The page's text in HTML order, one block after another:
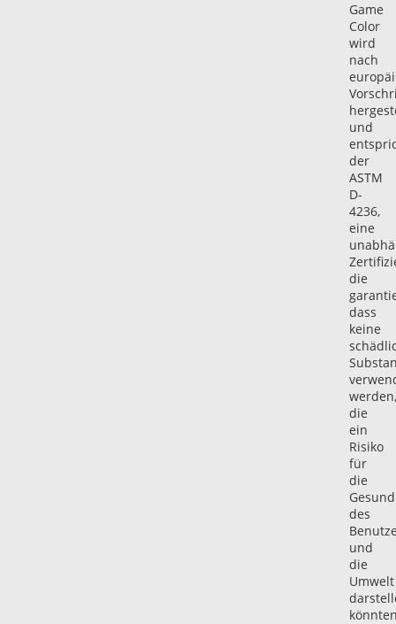
Game
Color
wird
nach
und
der
ASTM
D-
4236,
eine
die
dass
keine
werden,
die
ein
Risiko
für
die
des
und
die
Umwelt